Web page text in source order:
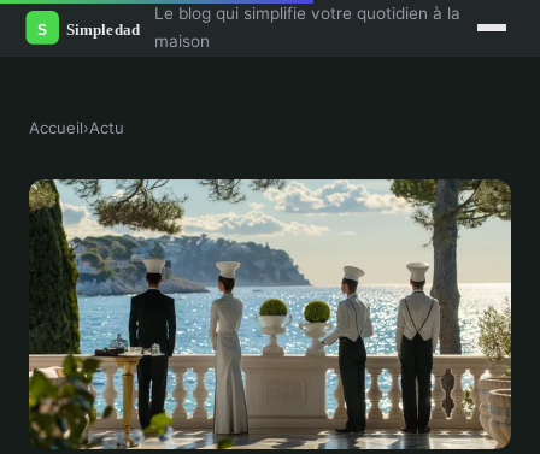
Le blog qui simplifie votre quotidien à la
maison
Accueil›Actu